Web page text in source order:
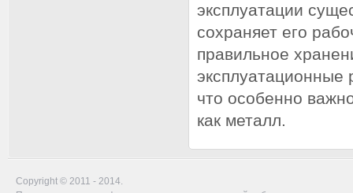
эксплуатации
сохраняет его
правильное
эксплуатационные
что особенно
как металл.
Copyright © 2011 - 2014.